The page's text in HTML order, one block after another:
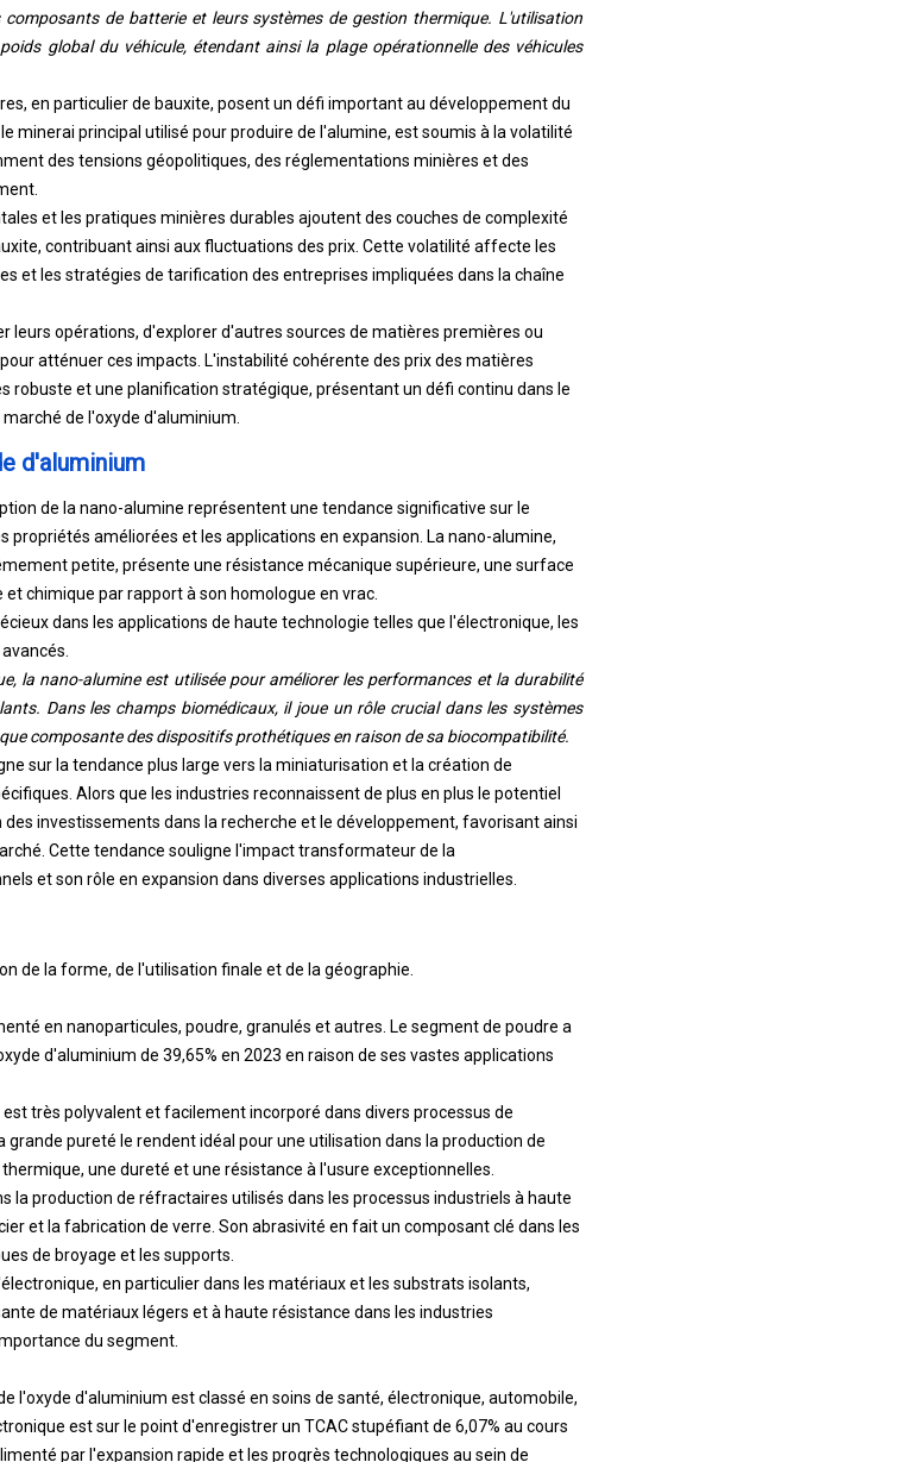
de batterie et leurs systèmes de gestion thermique. L'utilisation
global du véhicule, étendant ainsi la plage opérationnelle des véhicules
en particulier de bauxite, posent un défi important au développement du
minerai principal utilisé pour produire de l'alumine, est soumis à la volatilité
des tensions géopolitiques, des réglementations minières et des
et les pratiques minières durables ajoutent des couches de complexité
contribuant ainsi aux fluctuations des prix. Cette volatilité affecte les
et les stratégies de tarification des entreprises impliquées dans la chaîne
leurs opérations, d'explorer d'autres sources de matières premières ou
atténuer ces impacts. L'instabilité cohérente des prix des matières
robuste et une planification stratégique, présentant un défi continu dans le
de l'oxyde d'aluminium.
d'aluminium
de la nano-alumine représentent une tendance significative sur le
propriétés améliorées et les applications en expansion. La nano-alumine,
petite, présente une résistance mécanique supérieure, une surface
chimique par rapport à son homologue en vrac.
dans les applications de haute technologie telles que l'électronique, les
la nano-alumine est utilisée pour améliorer les performances et la durabilité
Dans les champs biomédicaux, il joue un rôle crucial dans les systèmes
composante des dispositifs prothétiques en raison de sa biocompatibilité.
sur la tendance plus large vers la miniaturisation et la création de
Alors que les industries reconnaissent de plus en plus le potentiel
investissements dans la recherche et le développement, favorisant ainsi
Cette tendance souligne l'impact transformateur de la
et son rôle en expansion dans diverses applications industrielles.
de la forme, de l'utilisation finale et de la géographie.
en nanoparticules, poudre, granulés et autres. Le segment de poudre a
d'aluminium de 39,65% en 2023 en raison de ses vastes applications
très polyvalent et facilement incorporé dans divers processus de
pureté le rendent idéal pour une utilisation dans la production de
une dureté et une résistance à l'usure exceptionnelles.
la production de réfractaires utilisés dans les processus industriels à haute
et la fabrication de verre. Son abrasivité en fait un composant clé dans les
de broyage et les supports.
en particulier dans les matériaux et les substrats isolants,
de matériaux légers et à haute résistance dans les industries
du segment.
l'oxyde d'aluminium est classé en soins de santé, électronique, automobile,
est sur le point d'enregistrer un TCAC stupéfiant de 6,07% au cours
par l'expansion rapide et les progrès technologiques au sein de